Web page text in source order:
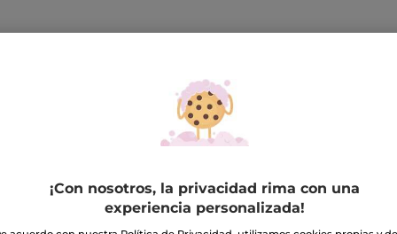
¡Con nosotros, la privacidad rima con una
experiencia personalizada!